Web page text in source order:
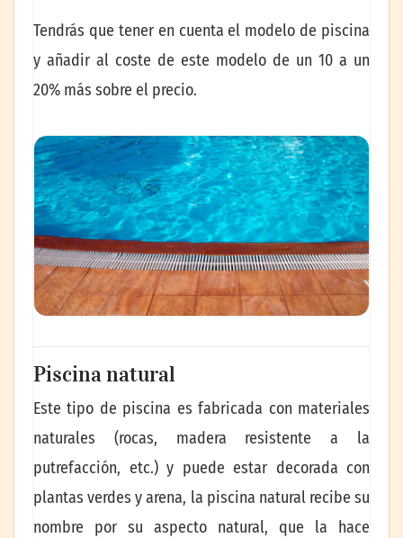
Tendrás que tener en cuenta el modelo de piscina
y añadir al coste de este modelo de un 10 a un
20% más sobre el precio.
Piscina natural
Este tipo de piscina es fabricada con materiales
naturales (rocas, madera resistente a la
putrefacción, etc.) y puede estar decorada con
plantas verdes y arena, la piscina natural recibe su
nombre por su aspecto natural, que la hace